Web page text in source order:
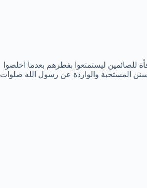
للصائمين ليستمتعوا بفطرهم بعدما اخلصوا
المستحبة والواردة عن رسول الله صلوات